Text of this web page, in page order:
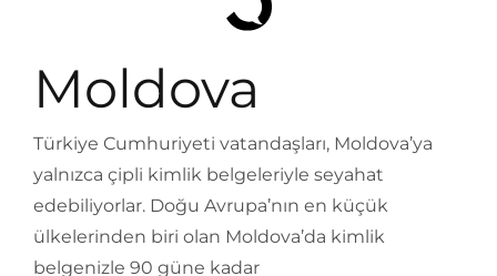
Moldova
Türkiye Cumhuriyeti vatandaşları, Moldova’ya
yalnızca çipli kimlik belgeleriyle seyahat
edebiliyorlar. Doğu Avrupa’nın en küçük
ülkelerinden biri olan Moldova’da kimlik
belgenizle 90 güne kadar